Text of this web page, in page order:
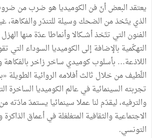
يعتقد البعض أنّ فن الكوميديا هو ضرب من
الذي يتّخذ من الضحك وسيلة للتندّر والفكاهة،
الفنون التي تتّخذ أشــكالا وأنماطا عدّة منها
التهكّمية بالإضافة إلى الكوميديا السوداء التي
اللاذعة… بأسلوب كوميدي ساخر زاخر بالفكاهة
اللّطيف من خلال ثالث أفلامه الروائية الطويلة
تجربته السينمائية في عالم الكوميديا الساخرة
والترفيه، ليقدّم لنا عملا سينمائيا يستمدّ مادّته
الاجتماعية والثقافية المتغلغلة في أعماق
التونسي.